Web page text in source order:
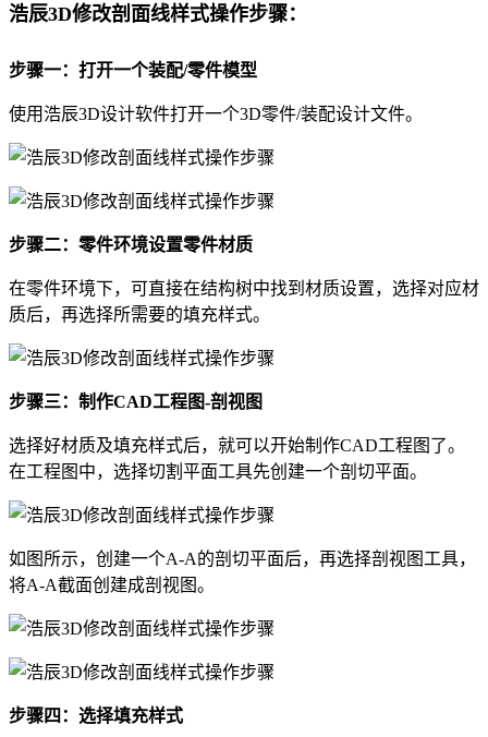
浩辰3D修改剖面线样式操作步骤：
步骤一：打开一个装配/零件模型
使用浩辰3D设计软件打开一个3D零件/装配设计文件。
步骤二：零件环境设置零件材质
在零件环境下，可直接在结构树中找到材质设置，选择对应材
质后，再选择所需要的填充样式。
步骤三：制作CAD工程图-剖视图
选择好材质及填充样式后，就可以开始制作CAD工程图了。
在工程图中，选择切割平面工具先创建一个剖切平面。
如图所示，创建一个A-A的剖切平面后，再选择剖视图工具，
将A-A截面创建成剖视图。
步骤四：选择填充样式